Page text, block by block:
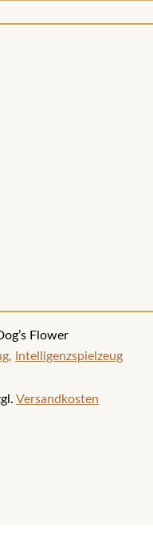
Flower
, Intelligenzspielzeug
Versandkosten